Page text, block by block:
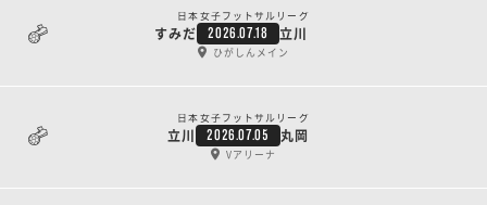
日本女子フットサルリーグ
すみだ 2026.07.18 立川
ひがしんメイン
日本女子フットサルリーグ
立川 2026.07.05 丸岡
Vアリーナ